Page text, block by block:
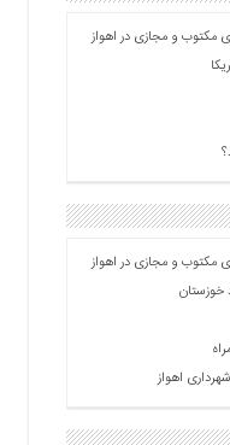
مکتوب و مجازی در اهواز
مکتوب و مجازی در اهواز
خوزستان
اهواز